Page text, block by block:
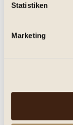
Statistiken
Marketing
Macho Man
Inhalt0.75 Liter(30,60 €